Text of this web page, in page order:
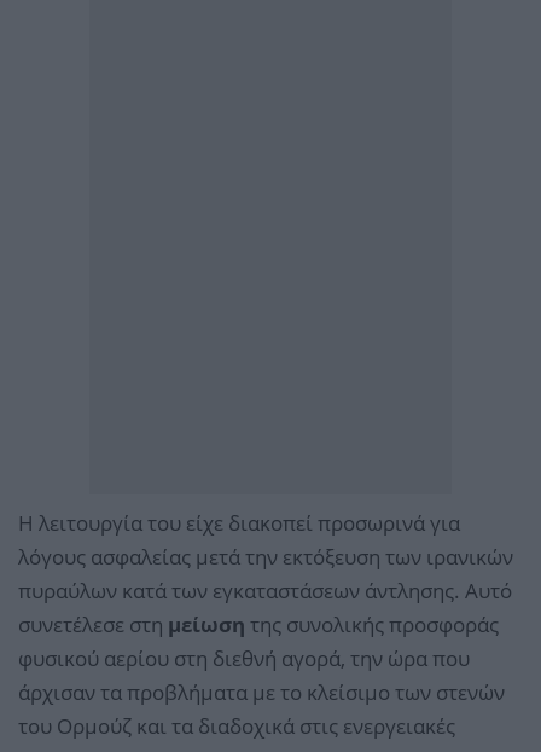
Η λειτουργία του είχε διακοπεί προσωρινά για
λόγους ασφαλείας μετά την εκτόξευση των ιρανικών
πυραύλων κατά των εγκαταστάσεων άντλησης. Αυτό
συνετέλεσε στη μείωση της συνολικής προσφοράς
φυσικού αερίου στη διεθνή αγορά, την ώρα που
άρχισαν τα προβλήματα με το κλείσιμο των στενών
του Ορμούζ και τα διαδοχικά στις ενεργειακές